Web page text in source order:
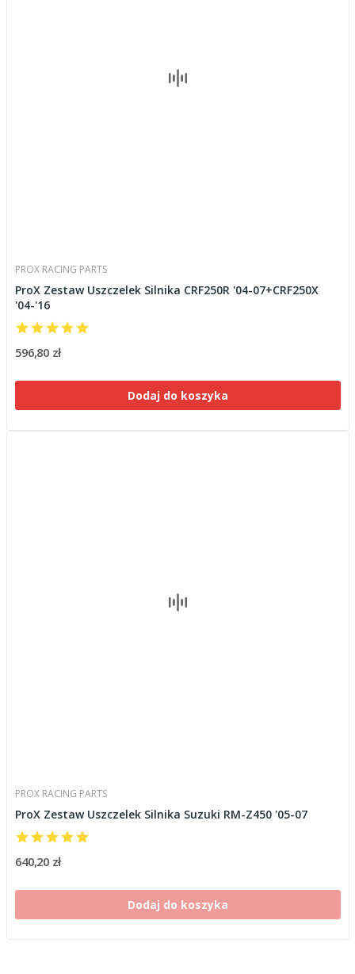
PROX RACING PARTS
ProX Zestaw Uszczelek Silnika CRF250R '04-07+CRF250X
'04-'16
596,80 zł
Dodaj do koszyka
PROX RACING PARTS
ProX Zestaw Uszczelek Silnika Suzuki RM-Z450 '05-07
640,20 zł
Dodaj do koszyka